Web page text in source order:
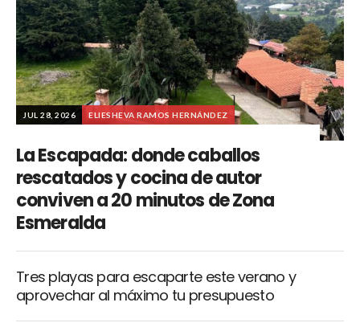
JUL 28, 2026 ELIESHEVA RAMOS HERNÁNDEZ
La Escapada: donde caballos
rescatados y cocina de autor
conviven a 20 minutos de Zona
Esmeralda
Tres playas para escaparte este verano y
aprovechar al máximo tu presupuesto